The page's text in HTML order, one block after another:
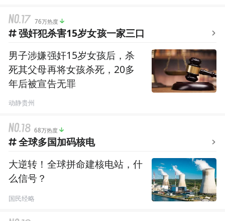
76万热度
强奸犯杀害15岁女孩一家三口
男子涉嫌强奸15岁女孩后，杀
死其父母再将女孩杀死，20多
年后被宣告无罪
动静贵州
68万热度
全球多国加码核电
大逆转！全球拼命建核电站，什
么信号？
国民经略